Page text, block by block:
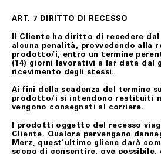
ART. 7 DIRITTO DI RECESSO
Il Cliente ha diritto di recedere
alcuna penalità, provvedendo alla
prodotto/i, entro un termine
(14) giorni lavorativi a far data dal
ricevimento degli stessi.
Ai fini della scadenza del termine
prodotto/i si intendono restituiti
vengono consegnati al corriere.
I prodotti oggetto del recesso
Cliente. Qualora pervengano
Merz, quest’ultimo gliene darà
scopo di consentire, ove possibile,